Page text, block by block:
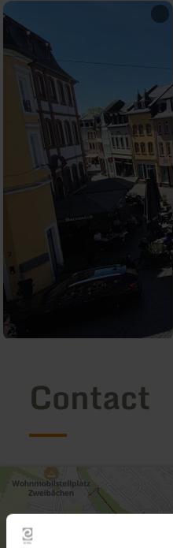
Contact